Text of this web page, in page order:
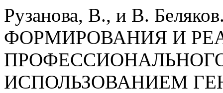
Рузанова, В., и В.
ФОРМИРОВАНИЯ И
ИСПОЛЬЗОВАНИЕМ